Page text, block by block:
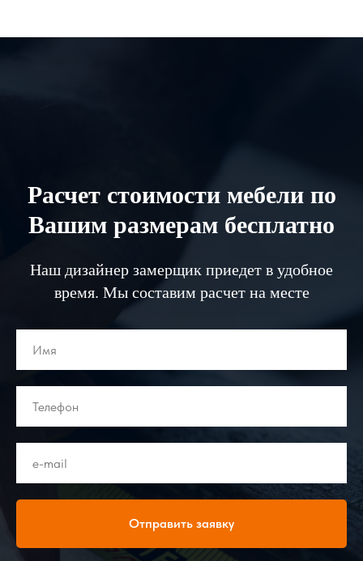
Расчет стоимости мебели по
Вашим размерам бесплатно
Наш дизайнер замерщик приедет в удобное
время. Мы составим расчет на месте
Отправить заявку